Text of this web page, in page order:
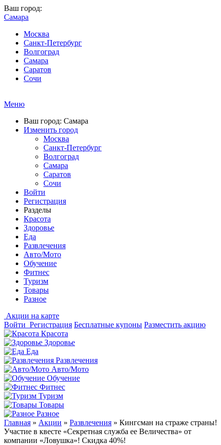
Ваш город:
Самара
Москва
Санкт-Петербург
Волгоград
Самара
Саратов
Сочи
Меню
Ваш город: Самара
Изменить город
Москва
Санкт-Петербург
Волгоград
Самара
Саратов
Сочи
Войти
Регистрация
Разделы
Красота
Здоровье
Еда
Развлечения
Авто/Мото
Обучение
Фитнес
Туризм
Товары
Разное
Акции на карте
Войти Регистрация Бесплатные купоны Разместить акцию
Красота
Здоровье
Еда
Развлечения
Авто/Мото
Обучение
Фитнес
Туризм
Товары
Разное
Главная » Акции » Развлечения » Кингсман на страже страны!
Участие в квесте «Секретная служба ее Величества» от
компании «Ловушка»! Скидка 40%!